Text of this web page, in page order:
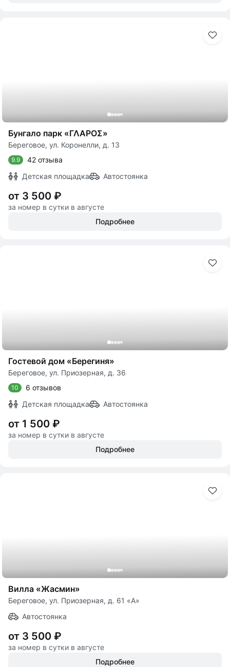
Бунгало парк «ΓΛΑΡΟΣ»
Береговое, ул. Коронелли, д. 13
9.9
42 отзыва
Детская площадка
Автостоянка
от 3 500 ₽
за номер в сутки в августе
Подробнее
Гостевой дом «Берегиня»
Береговое, ул. Приозерная, д. 36
10
6 отзывов
Детская площадка
Автостоянка
от 1 500 ₽
за номер в сутки в августе
Подробнее
Вилла «Жасмин»
Береговое, ул. Приозерная, д. 61 «А»
Автостоянка
от 3 500 ₽
за номер в сутки в августе
Подробнее